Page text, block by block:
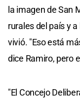
la imagen de San
rurales del país y
vivió. "Eso está
dice Ramiro, pero
"El Concejo